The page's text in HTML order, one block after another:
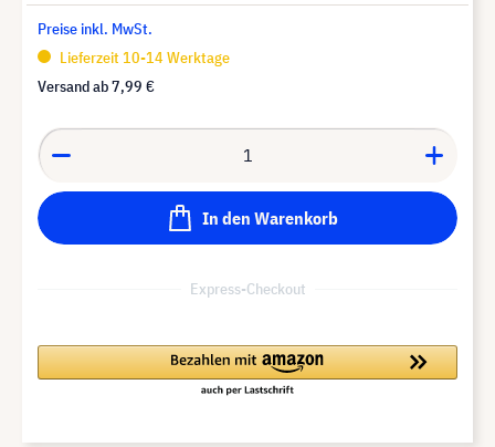
Preise inkl. MwSt.
Lieferzeit 10-14 Werktage
Versand ab7,99 €
In den Warenkorb
Express-Checkout